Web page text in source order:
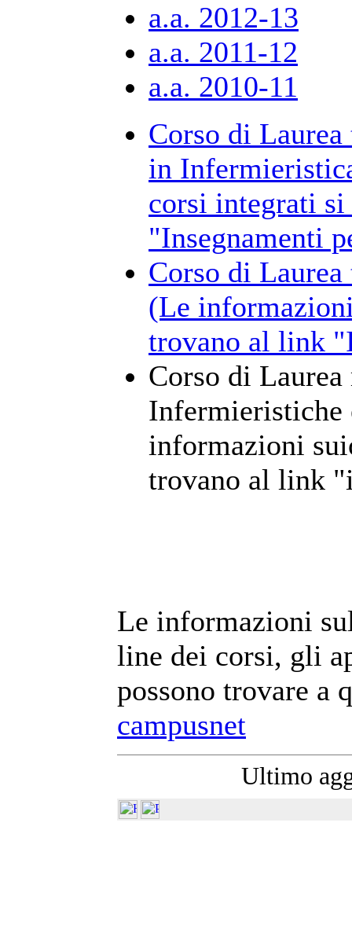
a.a. 2012-13
a.a. 2011-12
a.a. 2010-11
Corso di
in
corsi integrati
"Insegnamenti
Corso di
(Le
trovano al link
Corso di
Infermieristiche
informazioni
trovano al link
Le informazioni
line dei corsi, gli
possono trovare a
campusnet
Ultimo